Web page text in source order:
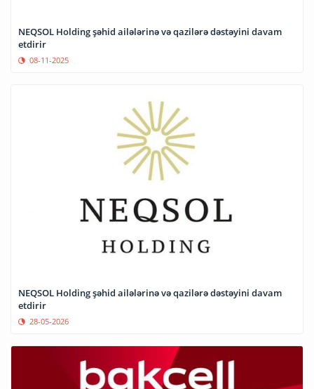
NEQSOL Holding şəhid ailələrinə və qazilərə dəstəyini davam
etdirir
08-11-2025
NEQSOL Holding şəhid ailələrinə və qazilərə dəstəyini davam
etdirir
28-05-2026